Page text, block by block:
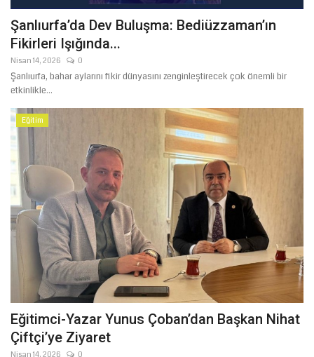
Şanlıurfa’da Dev Buluşma: Bediüzzaman’ın
Fikirleri Işığında...
Nisan 14, 2026 0
Şanlıurfa, bahar aylarını fikir dünyasını zenginleştirecek çok önemli bir
etkinlikle...
Eğitim
Eğitimci-Yazar Yunus Çoban’dan Başkan Nihat
Çiftçi’ye Ziyaret
Nisan 14, 2026 0